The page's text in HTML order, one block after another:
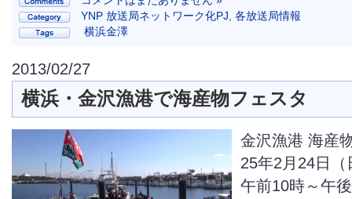
YNP 放送局ネットワーク化PJ 各放送局情報
横浜金澤
2013/02/27
横浜・金沢漁港で海産物フェスタ
金沢漁港 海産
25年2月24日
午前10時～午